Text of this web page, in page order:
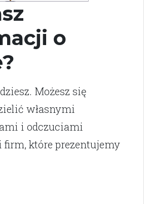
o
Możesz się
własnymi
i odczuciami
które prezentujemy